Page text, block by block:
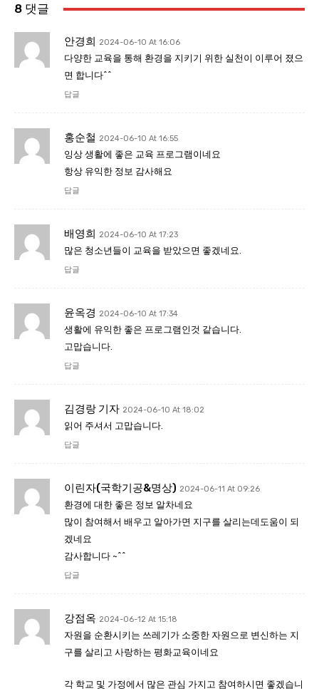
8 댓글
안경희 2024-06-10 At 16:06
다양한 교육을 통해 환경을 지키기 위한 실천이 이루어 졌으
면 합니다^^
답글
홍순철 2024-06-10 At 16:55
잉상 생활에 좋은 교육 프로그램이네요
항상 유익한 정보 감사해요
답글
배영희 2024-06-10 At 17:23
많은 청소년들이 교육을 받았으면 좋겠네요.
답글
윤옥경 2024-06-10 At 17:34
생활에 유익한 좋은 프로그램인것 같습니다.
고맙습니다.
답글
김경랑 기자 2024-06-10 At 18:02
읽어 주셔서 고맙습니다.
답글
이린자(국학기공&명상) 2024-06-11 At 09:26
환경에 대한 좋은 정보 알차네요
많이 참여해서 배우고 알아가면 지구를 살리는데도움이 되
겠네요
감사합니다 ~^^
답글
강점옥 2024-06-12 At 15:18
자원을 순환시키는 쓰레기가 소중한 자원으로 변신하는 지
구를 살리고 사랑하는 평화교육이네요
각 학교 및 가정에서 많은 관심 가지고 참여하시면 좋겠습니